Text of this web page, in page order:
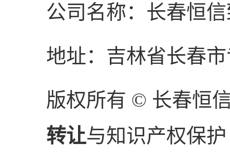
公司名称：长春恒
地址：吉林省长春
版权所有 © 长春恒
转让与知识产权保护